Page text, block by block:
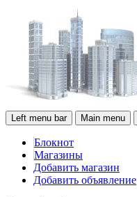
Left menu bar Main menu
Блокнот
Магазины
Добавить магазин
Добавить объявление